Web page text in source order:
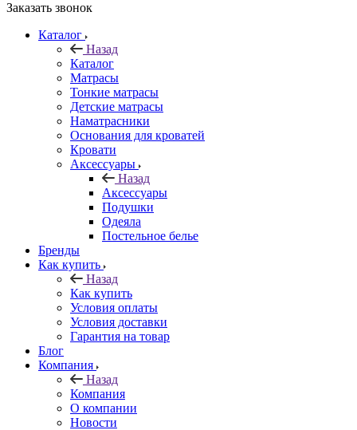
Заказать звонок
Каталог
Назад
Каталог
Матрасы
Тонкие матрасы
Детские матрасы
Наматрасники
Основания для кроватей
Кровати
Аксессуары
Назад
Аксессуары
Подушки
Одеяла
Постельное белье
Бренды
Как купить
Назад
Как купить
Условия оплаты
Условия доставки
Гарантия на товар
Блог
Компания
Назад
Компания
О компании
Новости